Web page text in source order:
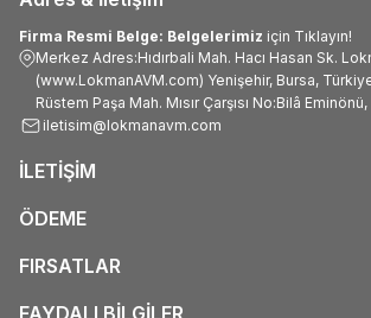
Firma Resmi Belge: Belgelerimiz için Tıklayın!
Merkez Adres:Hıdırbali Mah. Hacı Hasan Sk.
(www.LokmanAVM.com) Yenişehir, Bursa,
Rüstem Paşa Mah. Mısır Çarşısı No:Bilâ
iletisim@lokmanavm.com
İLETİŞİM
ÖDEME
FIRSATLAR
FAYDALI BİLGİLER